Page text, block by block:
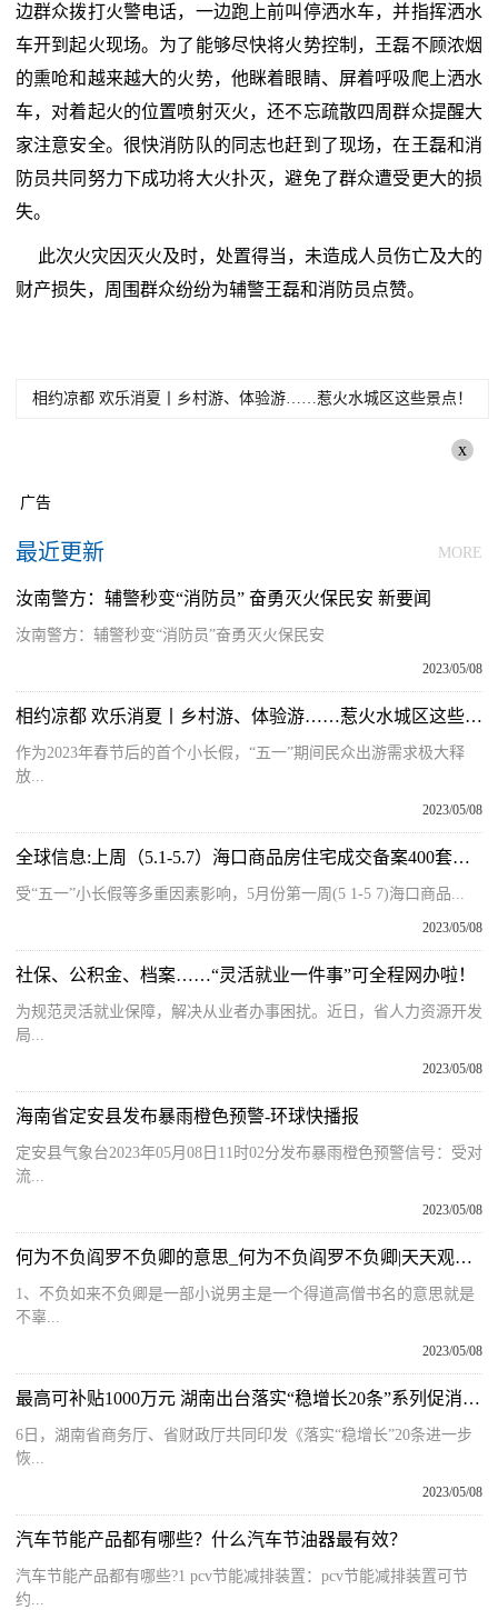
边群众拨打火警电话，一边跑上前叫停洒水车，并指挥洒水
车开到起火现场。为了能够尽快将火势控制，王磊不顾浓烟
的熏呛和越来越大的火势，他眯着眼睛、屏着呼吸爬上洒水
车，对着起火的位置喷射灭火，还不忘疏散四周群众提醒大
家注意安全。很快消防队的同志也赶到了现场，在王磊和消
防员共同努力下成功将大火扑灭，避免了群众遭受更大的损
失。
此次火灾因灭火及时，处置得当，未造成人员伤亡及大的
财产损失，周围群众纷纷为辅警王磊和消防员点赞。
相约凉都 欢乐消夏丨乡村游、体验游……惹火水城区这些景点！
x
广告
最近更新 MORE
汝南警方：辅警秒变“消防员” 奋勇灭火保民安 新要闻
汝南警方：辅警秒变“消防员”奋勇灭火保民安
2023/05/08
相约凉都 欢乐消夏丨乡村游、体验游……惹火水城区这些景点！
作为2023年春节后的首个小长假，“五一”期间民众出游需求极大释
放...
2023/05/08
全球信息:上周（5.1-5.7）海口商品房住宅成交备案400套，仁恒滨江园72套领跑！
受“五一”小长假等多重因素影响，5月份第一周(5 1-5 7)海口商品...
2023/05/08
社保、公积金、档案……“灵活就业一件事”可全程网办啦！
为规范灵活就业保障，解决从业者办事困扰。近日，省人力资源开发
局...
2023/05/08
海南省定安县发布暴雨橙色预警-环球快播报
定安县气象台2023年05月08日11时02分发布暴雨橙色预警信号：受对
流...
2023/05/08
何为不负阎罗不负卿的意思_何为不负阎罗不负卿|天天观天下
1、不负如来不负卿是一部小说男主是一个得道高僧书名的意思就是
不辜...
2023/05/08
最高可补贴1000万元 湖南出台落实“稳增长20条”系列促消费政策|快看
6日，湖南省商务厅、省财政厅共同印发《落实“稳增长”20条进一步
恢...
2023/05/08
汽车节能产品都有哪些？什么汽车节油器最有效？
汽车节能产品都有哪些?1 pcv节能减排装置：pcv节能减排装置可节
约...